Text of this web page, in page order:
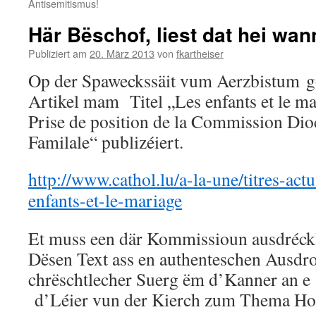
Antisemitismus!
Här Bëschof, liest dat hei
Publiziert am 20. März 2013 von fkartheiser
Op der Spaweckssäit vum Aerzbistum
Artikel mam Titel „Les enfants et le
Prise de position de la Commission
Familale“ publizéiert.
http://www.cathol.lu/a-la-une/titres-
enfants-et-le-mariage
Et muss een där Kommissioun
Dësen Text ass en authenteschen
chrëschtlecher Suerg ëm d’Kanner an
d’Léier vun der Kierch zum Thema